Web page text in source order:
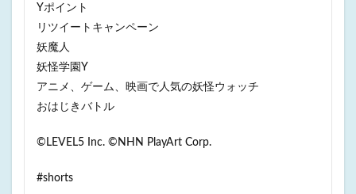
Yポイント
リツイートキャンペーン
妖魔人
妖怪学園Y
アニメ、ゲーム、映画で人気の妖怪ウォッチ
おはじきバトル
©LEVEL5 Inc. ©NHN PlayArt Corp.
#shorts